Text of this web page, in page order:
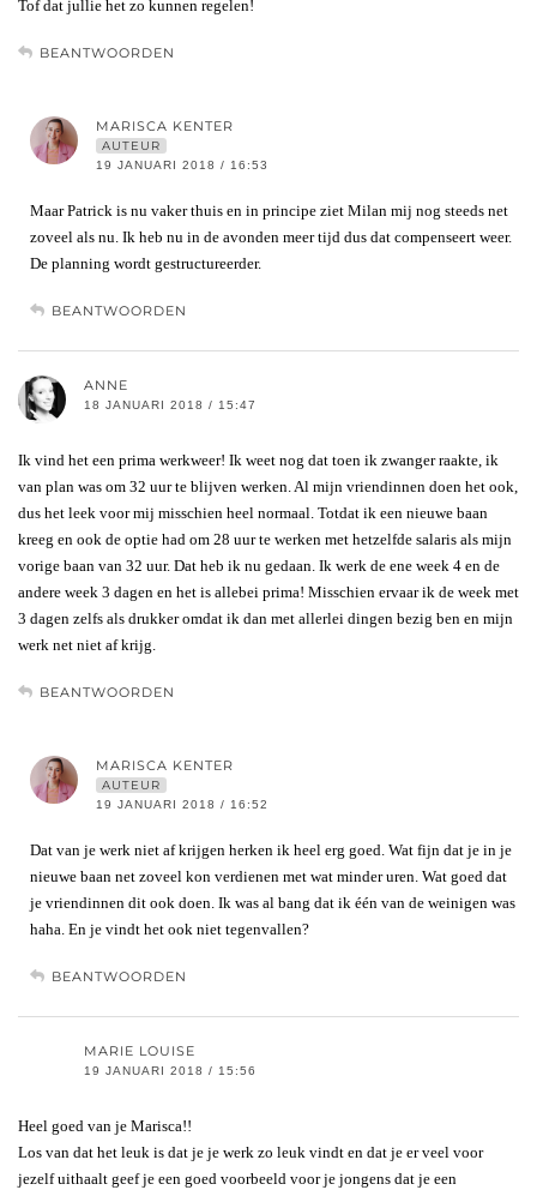
Tof dat jullie het zo kunnen regelen!
BEANTWOORDEN
MARISCA KENTER
AUTEUR
19 JANUARI 2018 / 16:53
Maar Patrick is nu vaker thuis en in principe ziet Milan mij nog steeds net
zoveel als nu. Ik heb nu in de avonden meer tijd dus dat compenseert weer.
De planning wordt gestructureerder.
BEANTWOORDEN
ANNE
18 JANUARI 2018 / 15:47
Ik vind het een prima werkweer! Ik weet nog dat toen ik zwanger raakte, ik
van plan was om 32 uur te blijven werken. Al mijn vriendinnen doen het ook,
dus het leek voor mij misschien heel normaal. Totdat ik een nieuwe baan
kreeg en ook de optie had om 28 uur te werken met hetzelfde salaris als mijn
vorige baan van 32 uur. Dat heb ik nu gedaan. Ik werk de ene week 4 en de
andere week 3 dagen en het is allebei prima! Misschien ervaar ik de week met
3 dagen zelfs als drukker omdat ik dan met allerlei dingen bezig ben en mijn
werk net niet af krijg.
BEANTWOORDEN
MARISCA KENTER
AUTEUR
19 JANUARI 2018 / 16:52
Dat van je werk niet af krijgen herken ik heel erg goed. Wat fijn dat je in je
nieuwe baan net zoveel kon verdienen met wat minder uren. Wat goed dat
je vriendinnen dit ook doen. Ik was al bang dat ik één van de weinigen was
haha. En je vindt het ook niet tegenvallen?
BEANTWOORDEN
MARIE LOUISE
19 JANUARI 2018 / 15:56
Heel goed van je Marisca!!
Los van dat het leuk is dat je je werk zo leuk vindt en dat je er veel voor
jezelf uithaalt geef je een goed voorbeeld voor je jongens dat je een